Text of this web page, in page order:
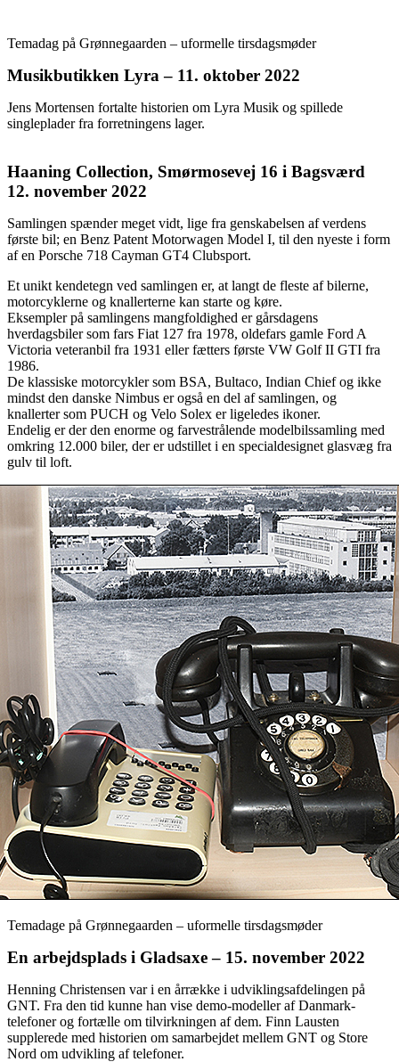
Temadag på Grønnegaarden – uformelle tirsdagsmøder
Musikbutikken Lyra – 11. oktober 2022
Jens Mortensen fortalte historien om Lyra Musik og spillede
singleplader fra forretningens lager.
Haaning Collection, Smørmosevej 16 i Bagsværd
12. november 2022
Samlingen spænder meget vidt, lige fra genskabelsen af verdens
første bil; en Benz Patent Motorwagen Model I, til den nyeste i form
af en Porsche 718 Cayman GT4 Clubsport.
Et unikt kendetegn ved samlingen er, at langt de fleste af bilerne,
motorcyklerne og knallerterne kan starte og køre.
Eksempler på samlingens mangfoldighed er gårsdagens
hverdagsbiler som fars Fiat 127 fra 1978, oldefars gamle Ford A
Victoria veteranbil fra 1931 eller fætters første VW Golf II GTI fra
1986.
De klassiske motorcykler som BSA, Bultaco, Indian Chief og ikke
mindst den danske Nimbus er også en del af samlingen, og
knallerter som PUCH og Velo Solex er ligeledes ikoner.
Endelig er der den enorme og farvestrålende modelbilssamling med
omkring 12.000 biler, der er udstillet i en specialdesignet glasvæg fra
gulv til loft.
Temadage på Grønnegaarden – uformelle tirsdagsmøder
En arbejdsplads i Gladsaxe – 15. november 2022
Henning Christensen var i en årrække i udviklingsafdelingen på
GNT. Fra den tid kunne han vise demo-modeller af Danmark-
telefoner og fortælle om tilvirkningen af dem. Finn Lausten
supplerede med historien om samarbejdet mellem GNT og Store
Nord om udvikling af telefoner.